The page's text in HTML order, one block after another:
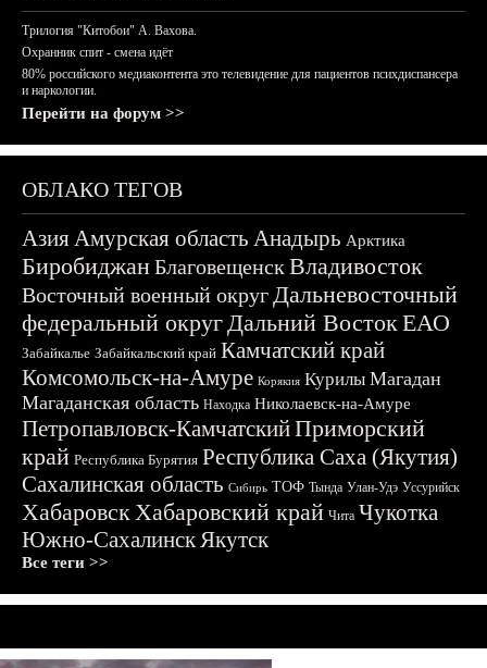
Трилогия "Китобои" А. Вахова.
Охранник спит - смена идёт
80% российского медиаконтента это телевидение для пациентов психдиспансера
и наркологии.
Перейти на форум >>
ОБЛАКО ТЕГОВ
АзияАмурская область Анадырь Арктика
БиробиджанБлаговещенскВладивосток
Восточный военный округДальневосточный
федеральный округДальний ВостокЕАО
Забайкалье Забайкальский край Камчатский край
Комсомольск-на-Амуре Корякия Курилы Магадан
Магаданская область Находка Николаевск-на-Амуре
Петропавловск-КамчатскийПриморский
край Республика Бурятия Республика Саха (Якутия)
Сахалинская область Сибирь ТОФ Тында Улан-Удэ Уссурийск
ХабаровскХабаровский край Чита Чукотка
Южно-СахалинскЯкутск
Все теги >>